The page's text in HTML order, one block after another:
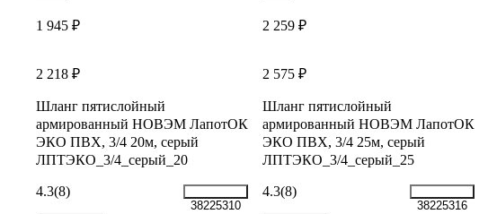
1 945 ₽
2 218 ₽
Шланг пятислойный
армированный НОВЭМ ЛапотОК
ЭКО ПВХ, 3/4 20м, серый
ЛПТЭКО_3/4_серый_20
4.3(8)
38225310
2 259 ₽
2 575 ₽
Шланг пятислойный
армированный НОВЭМ ЛапотОК
ЭКО ПВХ, 3/4 25м, серый
ЛПТЭКО_3/4_серый_25
4.3(8)
38225316